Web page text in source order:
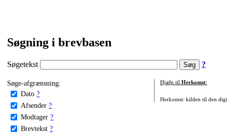
Søgning i brevbasen
Søgetekst ?
Søge-afgrænsning:
Dato ?
Afsender ?
Modtager ?
Brevtekst ?
Hjælp til Herkomst:
Herkomst: kilden til den